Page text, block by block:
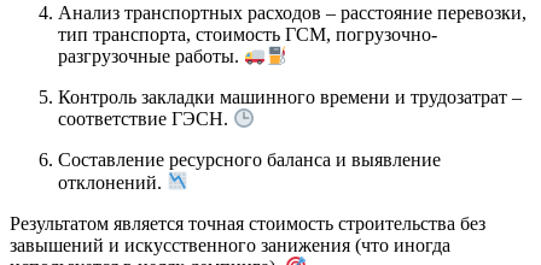
Анализ транспортных расходов – расстояние перевозки,
тип транспорта, стоимость ГСМ, погрузочно-
разгрузочные работы.
Контроль закладки машинного времени и трудозатрат –
соответствие ГЭСН.
Составление ресурсного баланса и выявление
отклонений.
Результатом является точная стоимость строительства без
завышений и искусственного занижения (что иногда